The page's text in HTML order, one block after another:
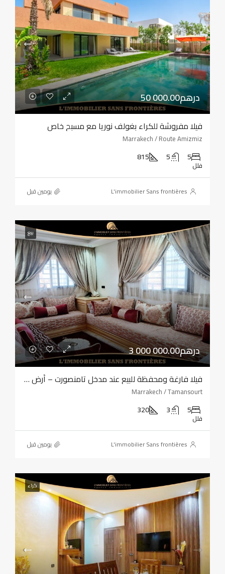
50 000.00درهم
فيلا مفروشة للكراء بغولف نوريا مع مسبح خاص
Marrakech / Route Amizmiz
5
5
815
فلل
L'immobilier Sans frontières ‏يومين قبل
بيع
3 000 000.00درهم
فيلا فارغة ومحفظة للبيع عند مدخل تامنصورت – أرض بمساحة 320 مترًا مربعًا – أربع واجهات
Marrakech / Tamansourt
5
3
320
فلل
L'immobilier Sans frontières ‏يومين قبل
كراء